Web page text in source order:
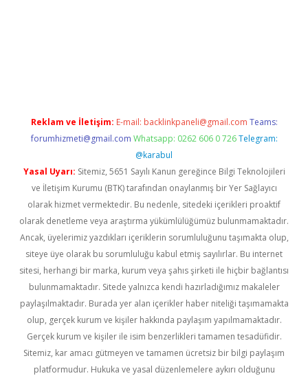
Reklam ve İletişim: E-mail: backlinkpaneli@gmail.com Teams:
forumhizmeti@gmail.com Whatsapp: 0262 606 0 726 Telegram:
@karabul
Yasal Uyarı: Sitemiz, 5651 Sayılı Kanun gereğince Bilgi Teknolojileri
ve İletişim Kurumu (BTK) tarafından onaylanmış bir Yer Sağlayıcı
olarak hizmet vermektedir. Bu nedenle, sitedeki içerikleri proaktif
olarak denetleme veya araştırma yükümlülüğümüz bulunmamaktadır.
Ancak, üyelerimiz yazdıkları içeriklerin sorumluluğunu taşımakta olup,
siteye üye olarak bu sorumluluğu kabul etmiş sayılırlar. Bu internet
sitesi, herhangi bir marka, kurum veya şahıs şirketi ile hiçbir bağlantısı
bulunmamaktadır. Sitede yalnızca kendi hazırladığımız makaleler
paylaşılmaktadır. Burada yer alan içerikler haber niteliği taşımamakta
olup, gerçek kurum ve kişiler hakkında paylaşım yapılmamaktadır.
Gerçek kurum ve kişiler ile isim benzerlikleri tamamen tesadüfidir.
Sitemiz, kar amacı gütmeyen ve tamamen ücretsiz bir bilgi paylaşım
platformudur. Hukuka ve yasal düzenlemelere aykırı olduğunu